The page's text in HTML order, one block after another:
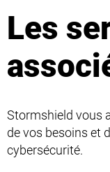
Les
Stormshield vous
de vos besoins et
cybersécurité.